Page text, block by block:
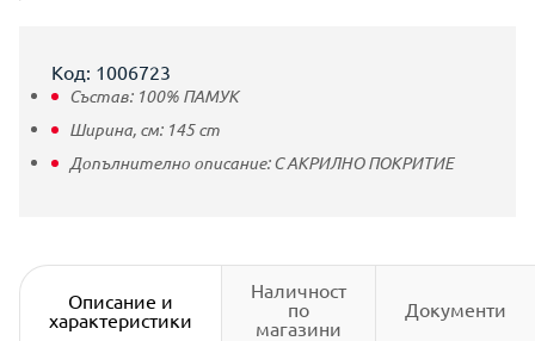
Код: 1006723
Състав: 100% ПАМУК
Ширина, см: 145cm
Допълнително описание:С АКРИЛНО ПОКРИТИЕ
Описание и
характеристики
Наличност
по
магазини
Документи